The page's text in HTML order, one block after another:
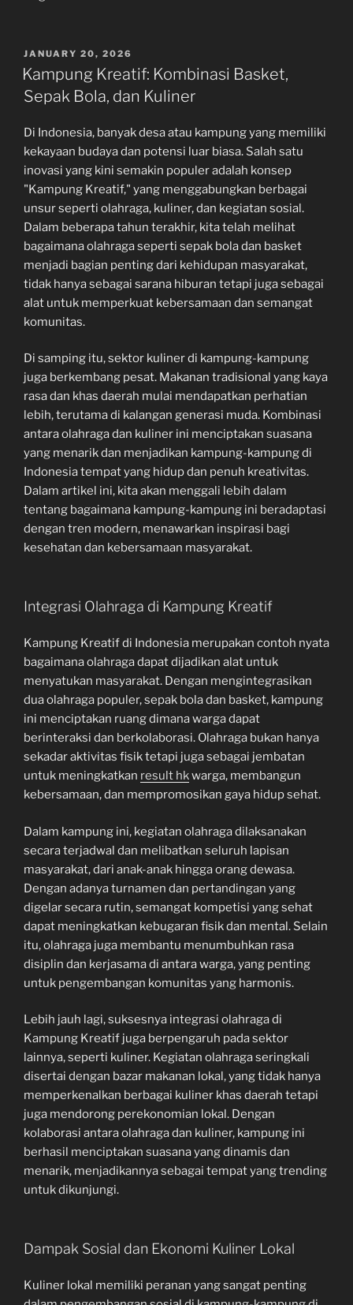
POSTED
ON
JANUARY 20, 2026
Kampung Kreatif: Kombinasi Basket,
Sepak Bola, dan Kuliner
Di Indonesia, banyak desa atau kampung yang memiliki
kekayaan budaya dan potensi luar biasa. Salah satu
inovasi yang kini semakin populer adalah konsep
"Kampung Kreatif," yang menggabungkan berbagai
unsur seperti olahraga, kuliner, dan kegiatan sosial.
Dalam beberapa tahun terakhir, kita telah melihat
bagaimana olahraga seperti sepak bola dan basket
menjadi bagian penting dari kehidupan masyarakat,
tidak hanya sebagai sarana hiburan tetapi juga sebagai
alat untuk memperkuat kebersamaan dan semangat
komunitas.
Di samping itu, sektor kuliner di kampung-kampung
juga berkembang pesat. Makanan tradisional yang kaya
rasa dan khas daerah mulai mendapatkan perhatian
lebih, terutama di kalangan generasi muda. Kombinasi
antara olahraga dan kuliner ini menciptakan suasana
yang menarik dan menjadikan kampung-kampung di
Indonesia tempat yang hidup dan penuh kreativitas.
Dalam artikel ini, kita akan menggali lebih dalam
tentang bagaimana kampung-kampung ini beradaptasi
dengan tren modern, menawarkan inspirasi bagi
kesehatan dan kebersamaan masyarakat.
Integrasi Olahraga di Kampung Kreatif
Kampung Kreatif di Indonesia merupakan contoh nyata
bagaimana olahraga dapat dijadikan alat untuk
menyatukan masyarakat. Dengan mengintegrasikan
dua olahraga populer, sepak bola dan basket, kampung
ini menciptakan ruang dimana warga dapat
berinteraksi dan berkolaborasi. Olahraga bukan hanya
sekadar aktivitas fisik tetapi juga sebagai jembatan
untuk meningkatkan result hkwarga, membangun
kebersamaan, dan mempromosikan gaya hidup sehat.
Dalam kampung ini, kegiatan olahraga dilaksanakan
secara terjadwal dan melibatkan seluruh lapisan
masyarakat, dari anak-anak hingga orang dewasa.
Dengan adanya turnamen dan pertandingan yang
digelar secara rutin, semangat kompetisi yang sehat
dapat meningkatkan kebugaran fisik dan mental. Selain
itu, olahraga juga membantu menumbuhkan rasa
disiplin dan kerjasama di antara warga, yang penting
untuk pengembangan komunitas yang harmonis.
Lebih jauh lagi, suksesnya integrasi olahraga di
Kampung Kreatif juga berpengaruh pada sektor
lainnya, seperti kuliner. Kegiatan olahraga seringkali
disertai dengan bazar makanan lokal, yang tidak hanya
memperkenalkan berbagai kuliner khas daerah tetapi
juga mendorong perekonomian lokal. Dengan
kolaborasi antara olahraga dan kuliner, kampung ini
berhasil menciptakan suasana yang dinamis dan
menarik, menjadikannya sebagai tempat yang trending
untuk dikunjungi.
Dampak Sosial dan Ekonomi Kuliner Lokal
Kuliner lokal memiliki peranan yang sangat penting